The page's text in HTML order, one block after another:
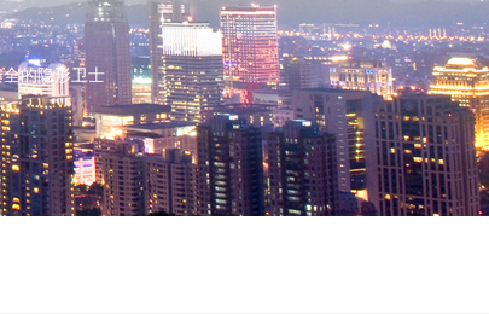
的隐形卫士